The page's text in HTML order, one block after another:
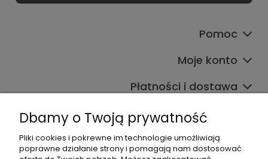
Pomoc
Moje konto
Płatności i dostawa
Informacje
O nas
Dbamy o Twoją prywatność
Pliki cookies i pokrewne im technologie umożliwiają
poprawne działanie strony i pomagają nam dostosować